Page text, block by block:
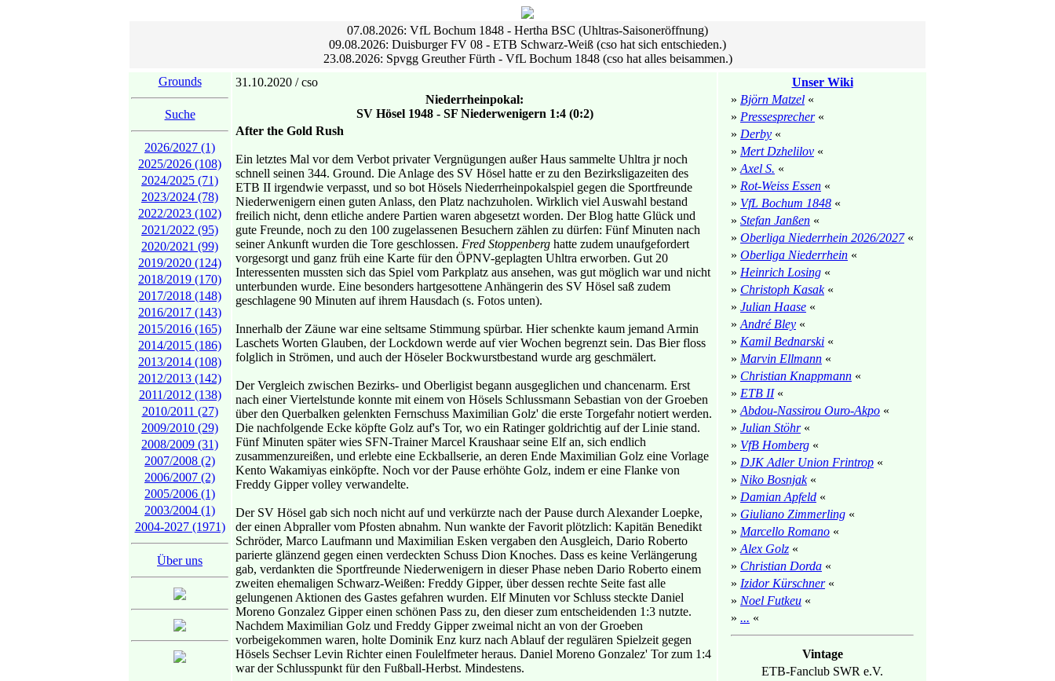
07.08.2026: VfL Bochum 1848 - Hertha BSC (Uhltras-Saisoneröffnung)
09.08.2026: Duisburger FV 08 - ETB Schwarz-Weiß (cso hat sich entschieden.)
23.08.2026: Spvgg Greuther Fürth - VfL Bochum 1848 (cso hat alles beisammen.)
Grounds
Suche
2026/2027 (1)
2025/2026 (108)
2024/2025 (71)
2023/2024 (78)
2022/2023 (102)
2021/2022 (95)
2020/2021 (99)
2019/2020 (124)
2018/2019 (170)
2017/2018 (148)
2016/2017 (143)
2015/2016 (165)
2014/2015 (186)
2013/2014 (108)
2012/2013 (142)
2011/2012 (138)
2010/2011 (27)
2009/2010 (29)
2008/2009 (31)
2007/2008 (2)
2006/2007 (2)
2005/2006 (1)
2003/2004 (1)
2004-2027 (1971)
Über uns
31.10.2020 / cso
Niederrheinpokal:
SV Hösel 1948 - SF Niederwenigern 1:4 (0:2)
After the Gold Rush
Ein letztes Mal vor dem Verbot privater Vergnügungen außer Haus sammelte Uhltra jr noch
schnell seinen 344. Ground. Die Anlage des SV Hösel hatte er zu den Bezirksligazeiten des
ETB II irgendwie verpasst, und so bot Hösels Niederrheinpokalspiel gegen die Sportfreunde
Niederwenigern einen guten Anlass, den Platz nachzuholen. Wirklich viel Auswahl bestand
freilich nicht, denn etliche andere Partien waren abgesetzt worden. Der Blog hatte Glück und
gute Freunde, noch zu den 100 zugelassenen Besuchern zählen zu dürfen: Fünf Minuten nach
seiner Ankunft wurden die Tore geschlossen. Fred Stoppenberg hatte zudem unaufgefordert
vorgesorgt und ganz früh eine Karte für den ÖPNV-geplagten Uhltra erworben. Gut 20
Interessenten mussten sich das Spiel vom Parkplatz aus ansehen, was gut möglich war und nicht
unterbunden wurde. Eine besonders hartgesottene Anhängerin des SV Hösel saß zudem
geschlagene 90 Minuten auf ihrem Hausdach (s. Fotos unten).
Innerhalb der Zäune war eine seltsame Stimmung spürbar. Hier schenkte kaum jemand Armin
Laschets Worten Glauben, der Lockdown werde auf vier Wochen begrenzt sein. Das Bier floss
folglich in Strömen, und auch der Höseler Bockwurstbestand wurde arg geschmälert.
Der Vergleich zwischen Bezirks- und Oberligist begann ausgeglichen und chancenarm. Erst
nach einer Viertelstunde konnte mit einem von Hösels Schlussmann Sebastian von der Groeben
über den Querbalken gelenkten Fernschuss Maximilian Golz' die erste Torgefahr notiert werden.
Die nachfolgende Ecke köpfte Golz auf's Tor, wo ein Ratinger goldrichtig auf der Linie stand.
Fünf Minuten später wies SFN-Trainer Marcel Kraushaar seine Elf an, sich endlich
zusammenzureißen, und erlebte eine Eckballserie, an deren Ende Maximilian Golz eine Vorlage
Kento Wakamiyas einköpfte. Noch vor der Pause erhöhte Golz, indem er eine Flanke von
Freddy Gipper volley verwandelte.
Der SV Hösel gab sich noch nicht auf und verkürzte nach der Pause durch Alexander Loepke,
der einen Abpraller vom Pfosten abnahm. Nun wankte der Favorit plötzlich: Kapitän Benedikt
Schröder, Marco Laufmann und Maximilian Esken vergaben den Ausgleich, Dario Roberto
parierte glänzend gegen einen verdeckten Schuss Dion Knoches. Dass es keine Verlängerung
gab, verdankten die Sportfreunde Niederwenigern in dieser Phase neben Dario Roberto einem
zweiten ehemaligen Schwarz-Weißen: Freddy Gipper, über dessen rechte Seite fast alle
gelungenen Aktionen des Gastes gefahren wurden. Elf Minuten vor Schluss steckte Daniel
Moreno Gonzalez Gipper einen schönen Pass zu, den dieser zum entscheidenden 1:3 nutzte.
Nachdem Maximilian Golz und Freddy Gipper zweimal nicht an von der Groeben
vorbeigekommen waren, holte Dominik Enz kurz nach Ablauf der regulären Spielzeit gegen
Hösels Sechser Levin Richter einen Foulelfmeter heraus. Daniel Moreno Gonzalez' Tor zum 1:4
war der Schlusspunkt für den Fußball-Herbst. Mindestens.
Unser Wiki
» Björn Matzel «
» Pressesprecher«
» Derby «
» Mert Dzhelilov «
» Axel S. «
» Rot-Weiss Essen «
» VfL Bochum 1848 «
» Stefan Janßen «
» Oberliga Niederrhein 2026/2027«
» Oberliga Niederrhein «
» Heinrich Losing «
» Christoph Kasak«
» Julian Haase «
» André Bley «
» Kamil Bednarski «
» Marvin Ellmann «
» Christian Knappmann «
» ETB II«
» Abdou-Nassirou Ouro-Akpo «
» Julian Stöhr«
» VfB Homberg «
» DJK Adler Union Frintrop «
» Niko Bosnjak«
» Damian Apfeld «
» Giuliano Zimmerling «
» Marcello Romano «
» Alex Golz «
» Christian Dorda «
» Izidor Kürschner«
» Noel Futkeu «
» ... «
Vintage
ETB-Fanclub SWR e.V.